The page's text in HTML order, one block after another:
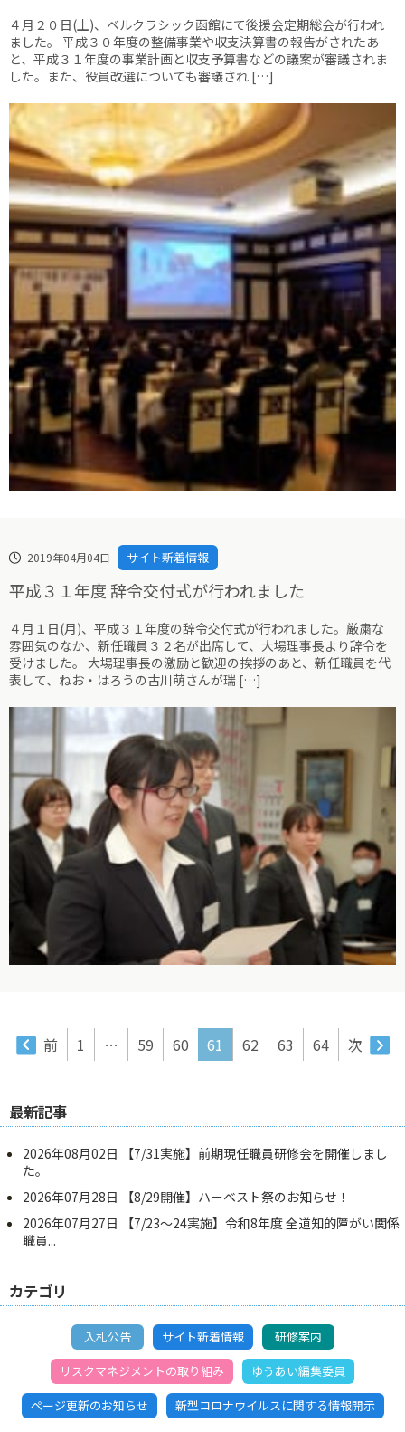
４月２０日(土)、ベルクラシック函館にて後援会定期総会が行われ
ました。 平成３０年度の整備事業や収支決算書の報告がされたあ
と、平成３１年度の事業計画と収支予算書などの議案が審議されま
した。また、役員改選についても審議され […]
2019年04月04日 サイト新着情報
平成３１年度 辞令交付式が行われました
４月１日(月)、平成３１年度の辞令交付式が行われました。厳粛な
雰囲気のなか、新任職員３２名が出席して、大場理事長より辞令を
受けました。 大場理事長の激励と歓迎の挨拶のあと、新任職員を代
表して、ねお・はろうの古川萌さんが瑞 […]
前 1 … 59 60 61 62 63 64 次
最新記事
2026年08月02日
【7/31実施】前期現任職員研修会を開催しまし
た。
2026年07月28日
【8/29開催】ハーベスト祭のお知らせ！
2026年07月27日
【7/23～24実施】令和8年度 全道知的障がい関係
職員...
カテゴリ
入札公告 サイト新着情報
研修案内
リスクマネジメントの取り組み
ゆうあい編集委員
ページ更新のお知らせ
新型コロナウイルスに関する情報開示